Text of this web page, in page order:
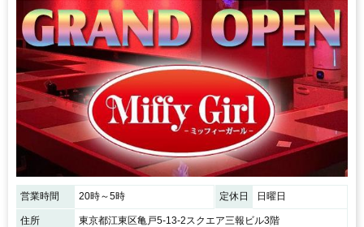
営業時間 20時～5時 定休日 日曜日
住所 東京都江東区亀戸5-13-2スクエア三報ビル3階